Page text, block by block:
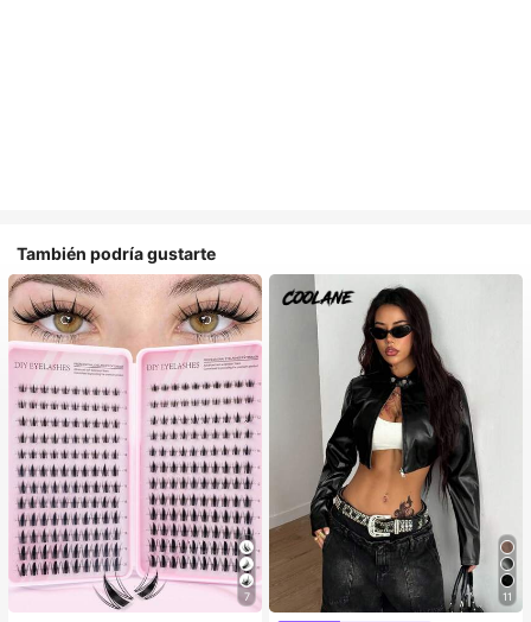
También podría gustarte
7
#1 Más vendidos
en Multicolor Pestañas individuales
¡Casi agotado!
11